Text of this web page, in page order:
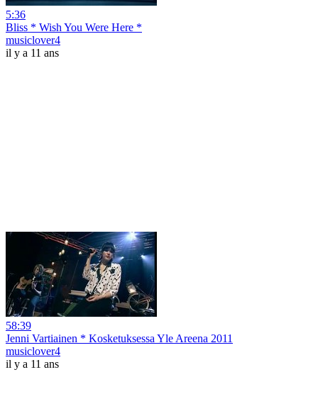
5:36
Bliss * Wish You Were Here *
musiclover4
il y a 11 ans
58:39
Jenni Vartiainen * Kosketuksessa Yle Areena 2011
musiclover4
il y a 11 ans